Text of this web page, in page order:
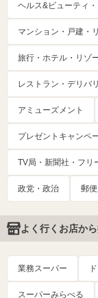
ヘルス&ビューティ
マンション・戸建・
旅行・ホテル・リゾ
レストラン・デリバ
アミューズメント
プレゼントキャンペ
TV局・新聞社・フリ
政党・政治 郵
よく行くお店か
業務スーパー
スーパーみらべる